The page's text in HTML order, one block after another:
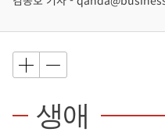
생애